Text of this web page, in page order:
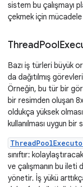
sistem bu çalışmayı
çekmek için
ThreadPool
Bazı iş türleri büyük
da dağıtılmış
Örneğin, bu tür bir
bir resimden oluşan
oldukça yüksek
kullanılması uygun bir
sınıftır:
ve çalışmanın bu ileti
yönetir. İş yükü